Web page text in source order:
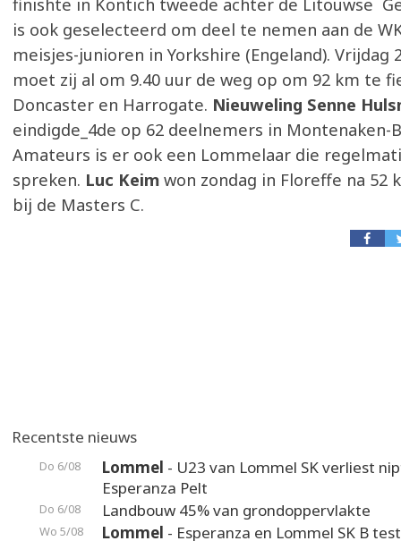
finishte in Kontich tweede achter de Litouwse
is ook geselecteerd om deel te nemen aan de
meisjes-junioren in Yorkshire (Engeland). Vrijdag
moet zij al om 9.40 uur de weg op om 92 km te
Doncaster en Harrogate. Nieuweling Senne
eindigde_4de op 62 deelnemers in Montenaken-
Amateurs is er ook een Lommelaar die
spreken. Luc Keim won zondag in Floreffe na 52
bij de Masters C.
Recentste nieuws
Do 6/08 Lommel - U23 van Lommel SK verliest
Esperanza Pelt
Do 6/08 Landbouw 45% van grondoppervlakte
Wo 5/08 Lommel - Esperanza en Lommel SK B